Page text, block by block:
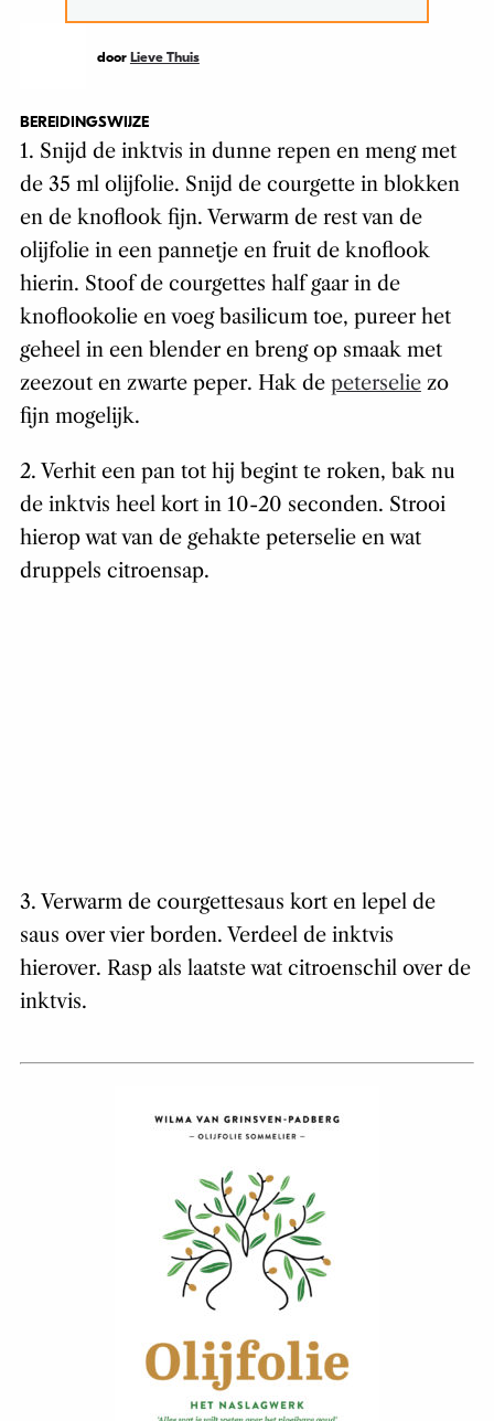
door Lieve Thuis
BEREIDINGSWIJZE
1. Snijd de inktvis in dunne repen en meng met
de 35 ml olijfolie. Snijd de courgette in blokken
en de knoflook fijn. Verwarm de rest van de
olijfolie in een pannetje en fruit de knoflook
hierin. Stoof de courgettes half gaar in de
knoflookolie en voeg basilicum toe, pureer het
geheel in een blender en breng op smaak met
zeezout en zwarte peper. Hak de peterseliezo
fijn mogelijk.
2. Verhit een pan tot hij begint te roken, bak nu
de inktvis heel kort in 10-20 seconden. Strooi
hierop wat van de gehakte peterselie en wat
druppels citroensap.
3. Verwarm de courgettesaus kort en lepel de
saus over vier borden. Verdeel de inktvis
hierover. Rasp als laatste wat citroenschil over de
inktvis.